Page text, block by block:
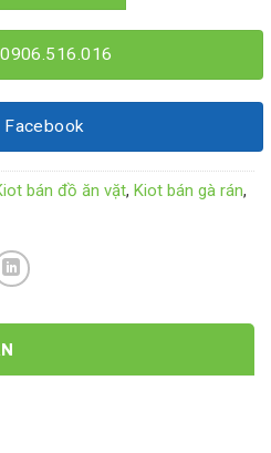
Facebook
bán đồ ăn vặt, Kiot bán gà rán,